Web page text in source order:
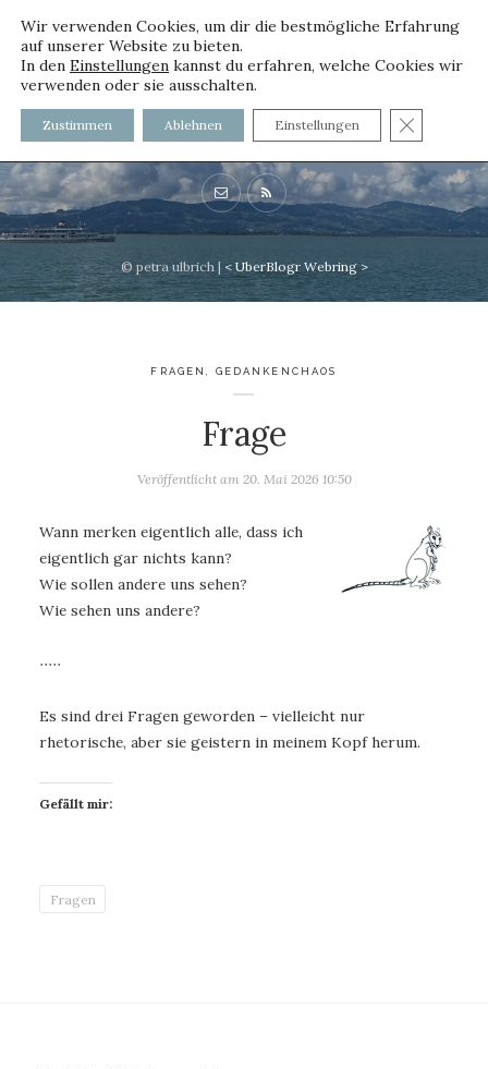
voller worte
mit und ohne Innenfutter
© petra ulbrich | < UberBlogr Webring >
FRAGEN GEDANKENCHAOS
Frage
Veröffentlicht am 20. Mai 2026 10:50
Wann merken eigentlich alle, dass ich
eigentlich gar nichts kann?
Wie sollen andere uns sehen?
Wie sehen uns andere?
∙∙∙∙∙
Es sind drei Fragen geworden – vielleicht nur
rhetorische, aber sie geistern in meinem Kopf herum.
Gefällt mir:
Fragen
Wir verwenden Cookies, um dir die bestmögliche Erfahrung
auf unserer Website zu bieten.
In den Einstellungen kannst du erfahren, welche Cookies wir
verwenden oder sie ausschalten.
Zustimmen Ablehnen Einstellungen GDPR